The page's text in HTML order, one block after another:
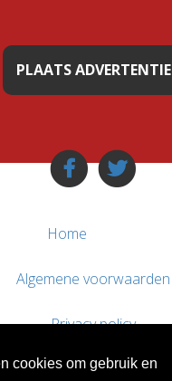
cookies om gebruik en
PLAATS ADVERTENTIE
Home
Algemene voorwaarden
Privacy policy
Contact / Support